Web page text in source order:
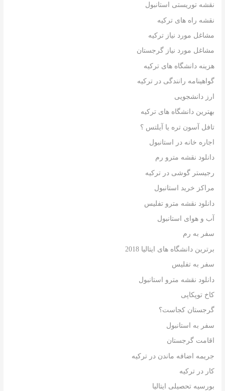
نقشه توریستی استانبول
نقشه راه های ترکیه
مشاغل مورد نیاز ترکیه
مشاغل مورد نیاز گرجستان
هزینه دانشگاه های ترکیه
گواهینامه رانندگی در ترکیه
ارز دانشجویی
بهترین دانشگاه های ترکیه
تافل آسون تره یا آیلتس ؟
اجاره خانه در استانبول
دانلود نقشه مترو رم
رجیستر گوشی در ترکیه
مراکز خرید استانبول
دانلود نقشه مترو تفلیس
آب و هوای استانبول
سفر به رم
برترین دانشگاه های ایتالیا 2018
سفر به تفلیس
دانلود نقشه مترو استانبول
کاخ توپکاپی
گرجستان کجاست؟
سفر به استانبول
اقامت گرجستان
جریمه اضافه ماندن در ترکیه
کار در ترکیه
بورسیه تحصیلی ایتالیا